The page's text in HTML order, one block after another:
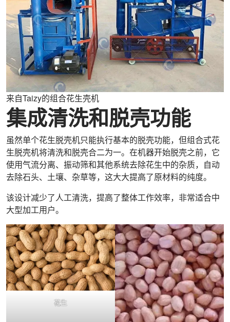
来自Taizy的组合花生壳机
集成清洗和脱壳功能
虽然单个花生脱壳机只能执行基本的脱壳功能，但组合式花
生脱壳机将清洗和脱壳合二为一。在机器开始脱壳之前，它
使用气流分离、振动筛和其他系统去除花生中的杂质，自动
去除石头、土壤、杂草等，这大大提高了原材料的纯度。
该设计减少了人工清洗，提高了整体工作效率，非常适合中
大型加工用户。
花生